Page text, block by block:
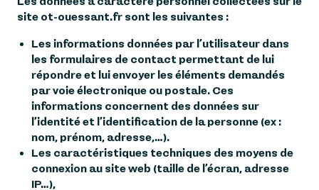
site ot-ouessant.fr sont les suivantes :
Les informations données par l’utilisateur dans
les formulaires de contact permettant de lui
répondre et lui envoyer les éléments demandés
par voie électronique ou postale. Ces
informations concernent des données sur
l’identité et l’identification de la personne (ex :
nom, prénom, adresse,…).
Les caractéristiques techniques des moyens de
connexion au site web (taille de l’écran, adresse
IP…),